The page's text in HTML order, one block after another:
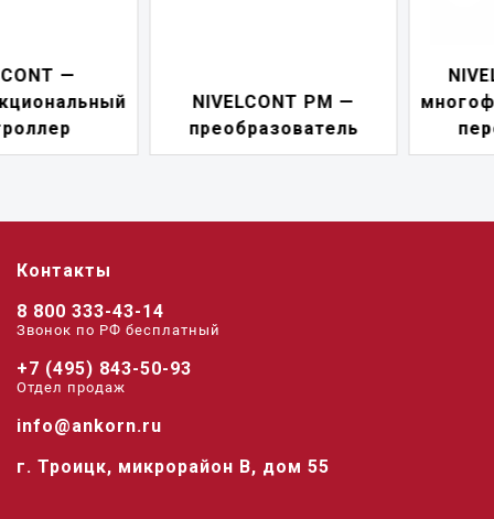
NIVELCONT PM —
преобразователь
NIVELCONT PKK —
переключатель
Контакты
8 800 333-43-14
Звонок по РФ беcплатный
+7 (495) 843-50-93
Отдел продаж
info@ankorn.ru
г. Троицк, микрорайон В, дом 55